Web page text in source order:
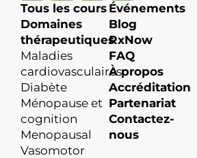
Tous les cours
Domaines
thérapeutiques
Maladies
cardiovasculaires
Diabète
Ménopause et
cognition
Menopausal
Vasomotor
Événements
Blog
RxNow
FAQ
À propos
Accréditation
Partenariat
Contactez-
nous